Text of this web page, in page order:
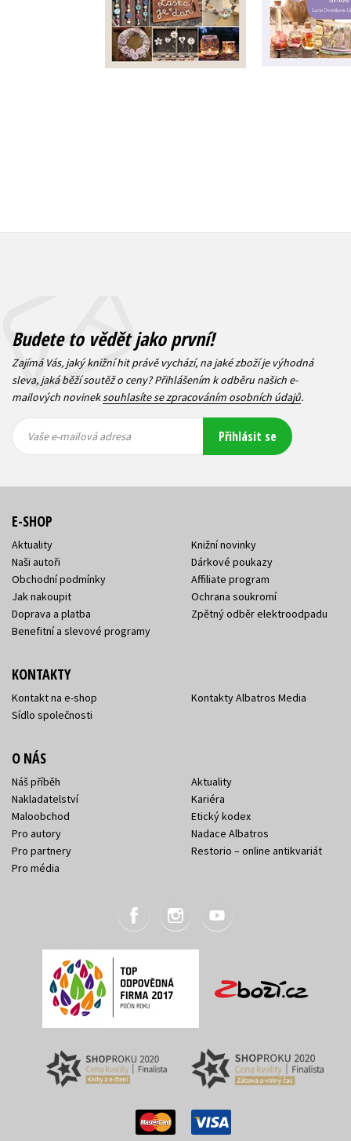
Do košíku Do
Budete to vědět jako první!
Zajímá Vás, jaký knižní hit právě vychází, na jaké zboží je výhodná
sleva, jaká běží soutěž o ceny? Přihlášením k odběru našich e-
mailových novineksouhlasíte se zpracováním osobních údajů.
mailová
mailová
Vaše e-mailová adresa Přihlásit se
E-SHOP
Aktuality
Naši autoři
Obchodní podmínky
Jak nakoupit
Doprava a platba
Benefitní a slevové programy
Knižní novinky
Dárkové poukazy
Affiliate program
Ochrana soukromí
Zpětný odběr elektroodpadu
KONTAKTY
Kontakt na e-shop
Sídlo společnosti
Kontakty Albatros Media
O NÁS
Náš příběh
Nakladatelství
Maloobchod
Pro autory
Pro partnery
Pro média
Aktuality
Kariéra
Etický kodex
Nadace Albatros
Restorio – online antikvariát